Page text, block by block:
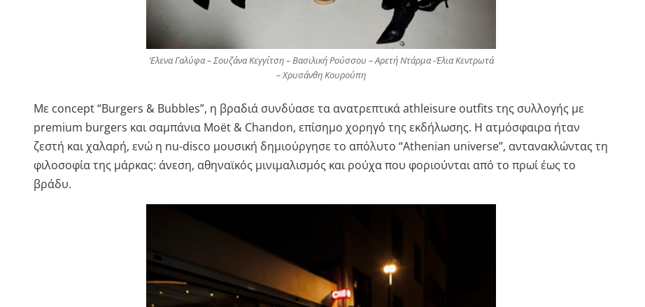
‘Eλενα Γαλύφα – Σουζάνα Κεγγίτση – Βασιλική Ρούσσου – Αρετή Ντάρμα -Έλια Κεντρωτά
– Χρυσάνθη Κουρούπη
Με concept “Burgers & Bubbles”, η βραδιά συνδύασε τα ανατρεπτικά athleisure outfits της συλλογής με
premium burgers και σαμπάνια Moët & Chandon, επίσημο χορηγό της εκδήλωσης. Η ατμόσφαιρα ήταν
ζεστή και χαλαρή, ενώ η nu-disco μουσική δημιούργησε το απόλυτο “Athenian universe”, αντανακλώντας τη
φιλοσοφία της μάρκας: άνεση, αθηναϊκός μινιμαλισμός και ρούχα που φοριούνται από το πρωί έως το
βράδυ.